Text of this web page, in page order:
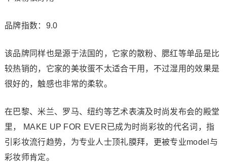
品牌指数：9.0
该品牌同样也是源于法国的，它家的散粉、腮红等单品是比
较热销的，它家的美妆蛋不太适合干用，不过湿用的效果是
很好的，触感也非常的柔软。
在巴黎、米兰、罗马、纽约等艺术表演及时尚发布会的殿堂
里， MAKE UP FOR EVER已成为时尚彩妆的代名词，指
引彩妆流行趋势，为专业人士顶礼膜拜，更被专业model与
彩妆师肯定。